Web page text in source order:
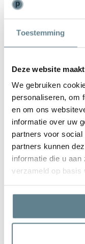
Toestemming
Deze website
We gebruiken
personaliseren, om
en om ons
informatie over uw
partners voor
partners kunnen
informatie die u
verzameld op basis
Weinig onderhoud
De plantenbak is zeer
borstel of doek en met
We staan
Wil je advies of heb
team!
Bel0344-228104
Mail
0344-